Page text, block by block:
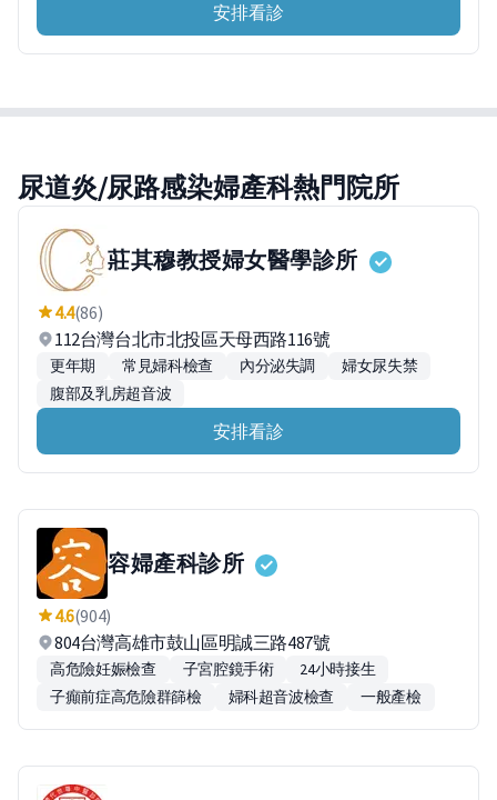
安排看診
尿道炎/尿路感染婦產科熱門院所
莊其穆教授婦女醫學診所
4.4(86)
112台灣台北市北投區天母西路116號
更年期 常見婦科檢查 內分泌失調
婦女尿失禁
腹部及乳房超音波
安排看診
容婦產科診所
4.6(904)
804台灣高雄市鼓山區明誠三路487號
高危險妊娠檢查 子宮腔鏡手術
24小時接生
子癲前症高危險群篩檢
婦科超音波檢查 一般產檢